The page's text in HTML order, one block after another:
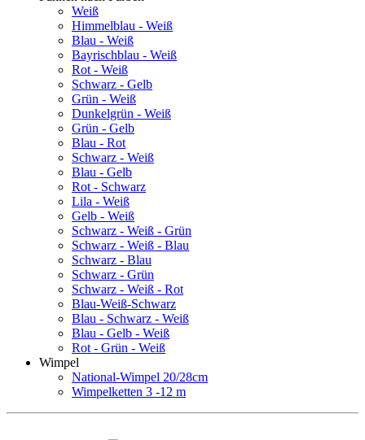
Weiß
Himmelblau - Weiß
Blau - Weiß
Bayrischblau - Weiß
Rot - Weiß
Schwarz - Gelb
Grün - Weiß
Dunkelgrün - Weiß
Grün - Gelb
Blau - Rot
Schwarz - Weiß
Blau - Gelb
Rot - Schwarz
Lila - Weiß
Gelb - Weiß
Schwarz - Weiß - Grün
Schwarz - Weiß - Blau
Schwarz - Blau
Schwarz - Grün
Schwarz - Weiß - Rot
Blau-Weiß-Schwarz
Blau - Schwarz - Weiß
Blau - Gelb - Weiß
Rot - Grün - Weiß
Wimpel
National-Wimpel 20/28cm
Wimpelketten 3 -12 m